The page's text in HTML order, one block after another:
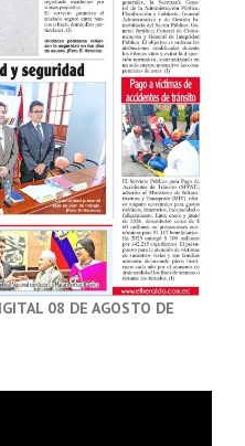
08 DE AGOSTO DE